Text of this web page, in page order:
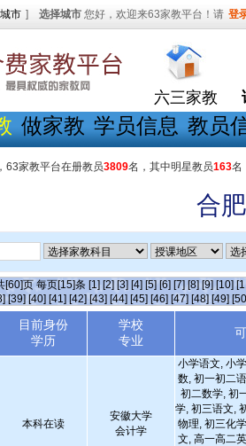
市 ] 选择城市 您好，欢迎来63家教平台！请 登
六三家教
做家教 学员信息 教员
63家教平台在册教员3809名，其中明星教员163名
合
[60]页 每页[15]条 [1] [2] [3] [4] [5] [6] [7] [8] [9] [10]
[39] [40] [41] [42] [43] [44] [45] [46] [47] [48] [49]
目前身份
学历
学校
专业
本科在读
安徽大学
会计学
小学语文, 小
数, 初一初二
初二数学, 初
学, 初三语文,
物理, 初三化
文, 高一高二